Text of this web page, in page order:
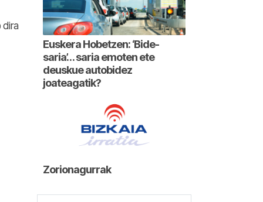
dira
Euskera Hobetzen: ‘Bide-
saria’… saria emoten ete
deuskue autobidez
joateagatik?
Zorionagurrak